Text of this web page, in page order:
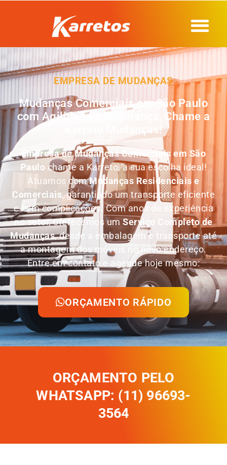
EMPRESA DE MUDANÇAS
Mudanças Comerciais em São Paulo
com Agilidade e Segurança, Chame a
Karreto Mudanças!
Empresa de Mudanças Comerciais em São
Paulo chame a Karreto, a sua escolha ideal!
Atuamos comMudanças Residenciais e
Comerciais, garantindo um transporte eficiente
e sem complicações. Com anos de experiência
no setor, oferecemos umServiço Completo de
Mudanças, desde a embalagem e transporte até
a montagem dos móveis no novo endereço.
Entre em contato e agende hoje mesmo:
ORÇAMENTO RÁPIDO
ORÇAMENTO PELO
WHATSAPP: (11) 96693-
3564